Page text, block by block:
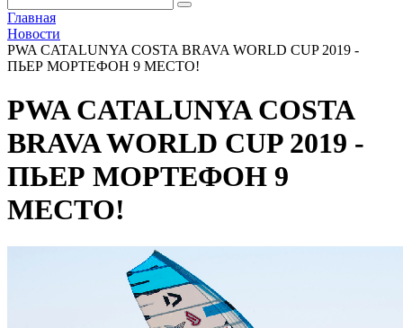
Главная
Новости
PWA CATALUNYA COSTA BRAVA WORLD CUP 2019 -
ПЬЕР МОРТЕФОН 9 МЕСТО!
PWA CATALUNYA COSTA
BRAVA WORLD CUP 2019 -
ПЬЕР МОРТЕФОН 9
МЕСТО!